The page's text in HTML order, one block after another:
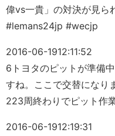
偉vs一貴」の対決が見ら
#lemans24jp #wecjp
2016-06-1912:11:52
6トヨタのピットが準備
すね。ここで交替になり
223周終わりでピット作
2016-06-1912:19:31